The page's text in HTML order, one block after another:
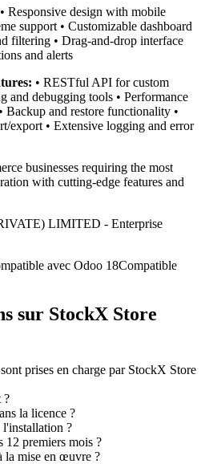
• Responsive design with mobile
support • Customizable dashboard
filtering • Drag-and-drop interface
and alerts
• RESTful API for custom
and debugging tools • Performance
and restore functionality •
export • Extensive logging and error
businesses requiring the most
with cutting-edge features and
LIMITED - Enterprise
avec Odoo 18Compatible
sur StockX Store
prises en charge par StockX Store
?
la licence ?
l'installation ?
12 premiers mois ?
la mise en œuvre ?